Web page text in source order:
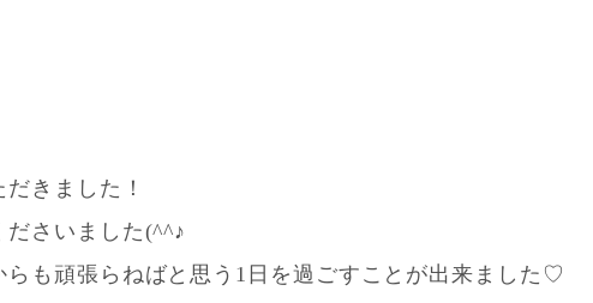
きました！
さいました(^^♪
も頑張らねばと思う1日を過ごすことが出来ました♡